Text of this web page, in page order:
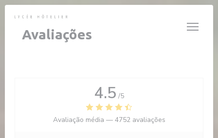
Painel de Gerenciamento de Cookies
Avaliações
4.5 /5
Avaliação média — 4752 avaliações